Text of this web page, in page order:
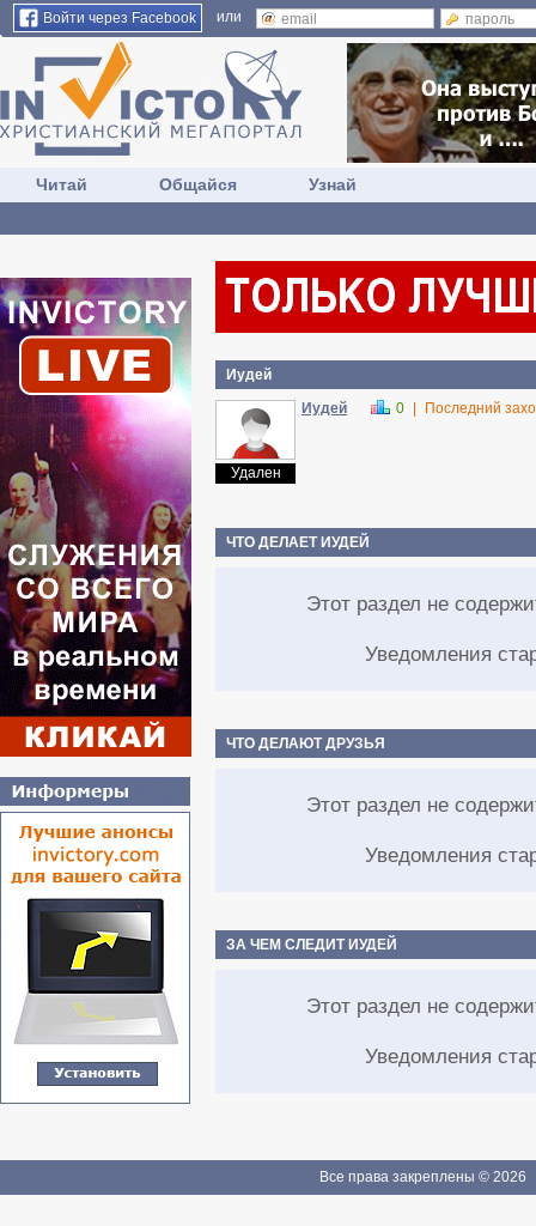
Войти через Facebook или
Читай Общайся Узнай
Иудей
Удален
Иудей 0 Последний
ЧТО ДЕЛАЕТ ИУДЕЙ
Этот раздел не
Уведомления
ЧТО ДЕЛАЮТ ДРУЗЬЯ
Этот раздел не
Уведомления
ЗА ЧЕМ СЛЕДИТ ИУДЕЙ
Этот раздел не
Уведомления
Все права закреплены © 2026